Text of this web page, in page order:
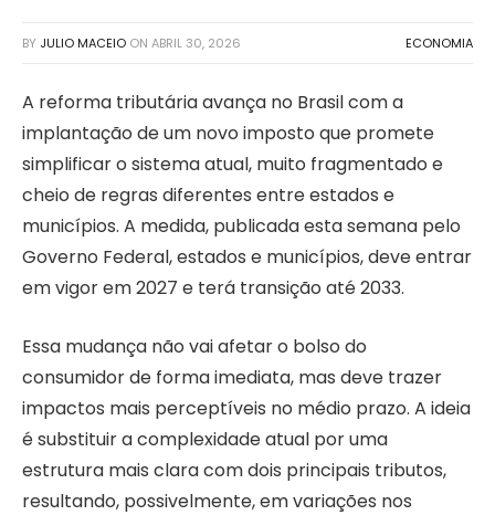
BY JULIO MACEIO ON ABRIL 30, 2026 ECONOMIA
A reforma tributária avança no Brasil com a
implantação de um novo imposto que promete
simplificar o sistema atual, muito fragmentado e
cheio de regras diferentes entre estados e
municípios. A medida, publicada esta semana pelo
Governo Federal, estados e municípios, deve entrar
em vigor em 2027 e terá transição até 2033.
Essa mudança não vai afetar o bolso do
consumidor de forma imediata, mas deve trazer
impactos mais perceptíveis no médio prazo. A ideia
é substituir a complexidade atual por uma
estrutura mais clara com dois principais tributos,
resultando, possivelmente, em variações nos